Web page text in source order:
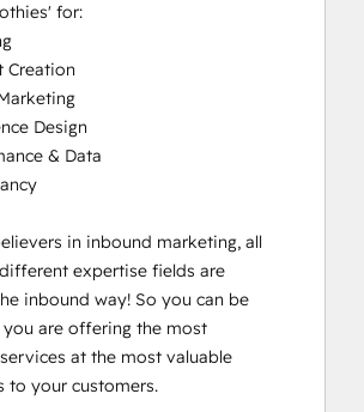
for:
Creation
Design
& Data
in inbound marketing, all
expertise fields are
inbound way! So you can be
you are offering the most
at the most valuable
to your customers.